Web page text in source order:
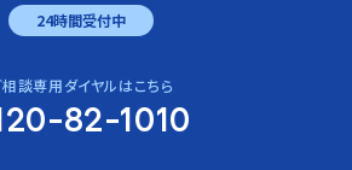
24時間受付中
相談専用ダイヤルはこちら
82-1010